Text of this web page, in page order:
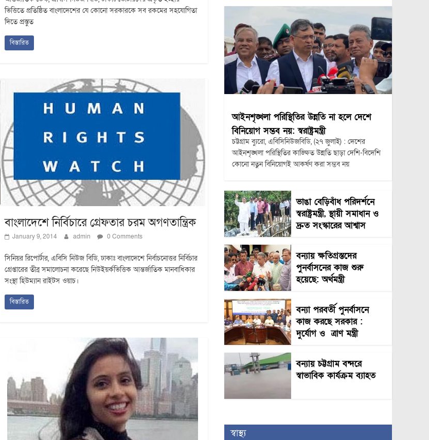
ভিত্তিতে প্রতিষ্ঠিত বাংলাদেশের যে কোনো সরকারকে সব রকমের সহযোগিতা
দিতে প্রস্তুত
বিস্তারিত
বাংলাদেশে নির্বিচারে গ্রেফতার চরম অগণতান্ত্রিক
January 9, 2014 admin 0 Comments
সিনিয়র রিপোর্টার, এবিসি নিউজ বিডি, ঢাকাঃ বাংলাদেশে নির্বাচনোত্তর নির্বিচার
গ্রেপ্তারের তীব্র সমালোচনা করেছে নিউইয়র্কভিত্তিক আন্তর্জাতিক মানবাধিকার
সংস্থা হিউম্যান রাইটস ওয়াচ।
বিস্তারিত
আইনশৃঙ্খলা পরিস্থিতির উন্নতি না হলে দেশে
বিনিয়োগ সম্ভব নয়: স্বরাষ্ট্রমন্ত্রী
চট্টগ্রাম ব্যুরো, এবিসিনিউজবিডি, (২৭ জুলাই) : দেশের
আইনশৃঙ্খলা পরিস্থিতির কাঙ্ক্ষিত উন্নতি ছাড়া দেশি-বিদেশি
কোনো নতুন বিনিয়োগই আকর্ষণ করা সম্ভব নয়
ভাঙা বেড়িবাঁধ পরিদর্শনে
স্বরাষ্ট্রমন্ত্রী, স্থায়ী সমাধান ও
দ্রুত সংস্কারের আশ্বাস
বন্যায় ক্ষতিগ্রস্তদের
পুনর্বাসনের কাজ শুরু
হয়েছে: অর্থমন্ত্রী
বন্যা পরবর্তী পুনর্বাসনে
কাজ করছে সরকার :
দুর্যোগ ও ত্রাণ মন্ত্রী
বন্যায় চট্টগ্রাম বন্দরে
স্বাভাবিক কার্যক্রম ব্যাহত
স্বাস্থ্য